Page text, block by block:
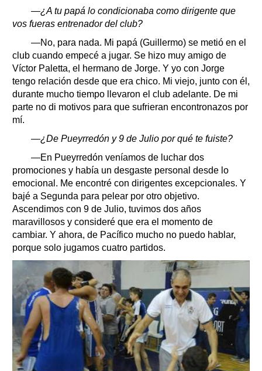
—¿A tu papá lo condicionaba como dirigente que
vos fueras entrenador del club?
—No, para nada. Mi papá (Guillermo) se metió en el
club cuando empecé a jugar. Se hizo muy amigo de
Víctor Paletta, el hermano de Jorge. Y yo con Jorge
tengo relación desde que era chico. Mi viejo, junto con él,
durante mucho tiempo llevaron el club adelante. De mi
parte no di motivos para que sufrieran encontronazos por
mí.
—¿De Pueyrredón y 9 de Julio por qué te fuiste?
—En Pueyrredón veníamos de luchar dos
promociones y había un desgaste personal desde lo
emocional. Me encontré con dirigentes excepcionales. Y
bajé a Segunda para pelear por otro objetivo.
Ascendimos con 9 de Julio, tuvimos dos años
maravillosos y consideré que era el momento de
cambiar. Y ahora, de Pacífico mucho no puedo hablar,
porque solo jugamos cuatro partidos.